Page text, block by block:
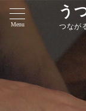
Menu
う
つなが